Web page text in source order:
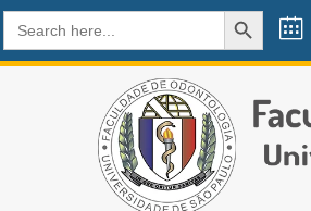
Search
for:
SEARCH BUTTON